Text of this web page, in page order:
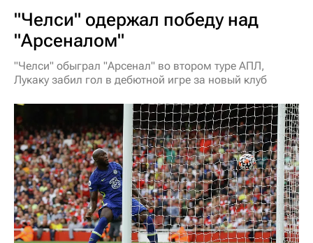
"Челси" одержал победу над
"Арсеналом"
"Челси" обыграл "Арсенал" во втором туре АПЛ,
Лукаку забил гол в дебютной игре за новый клуб